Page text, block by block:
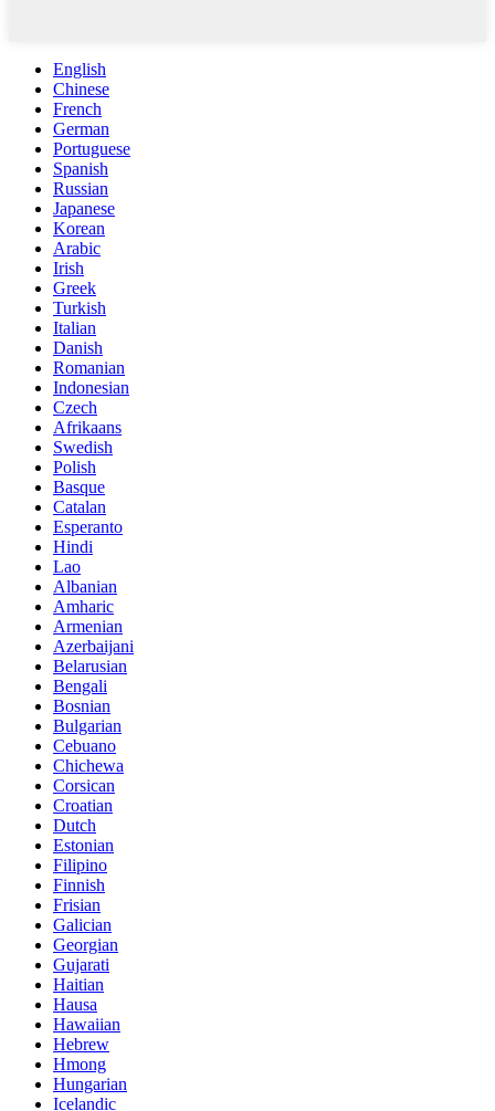
English
Chinese
French
German
Portuguese
Spanish
Russian
Japanese
Korean
Arabic
Irish
Greek
Turkish
Italian
Danish
Romanian
Indonesian
Czech
Afrikaans
Swedish
Polish
Basque
Catalan
Esperanto
Hindi
Lao
Albanian
Amharic
Armenian
Azerbaijani
Belarusian
Bengali
Bosnian
Bulgarian
Cebuano
Chichewa
Corsican
Croatian
Dutch
Estonian
Filipino
Finnish
Frisian
Galician
Georgian
Gujarati
Haitian
Hausa
Hawaiian
Hebrew
Hmong
Hungarian
Icelandic